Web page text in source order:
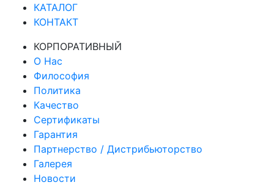
КАТАЛОГ
КОНТАКТ
КОРПОРАТИВНЫЙ
О Нас
Философия
Политика
Качество
Сертификаты
Гарантия
Партнерство / Дистрибьюторство
Галерея
Новости